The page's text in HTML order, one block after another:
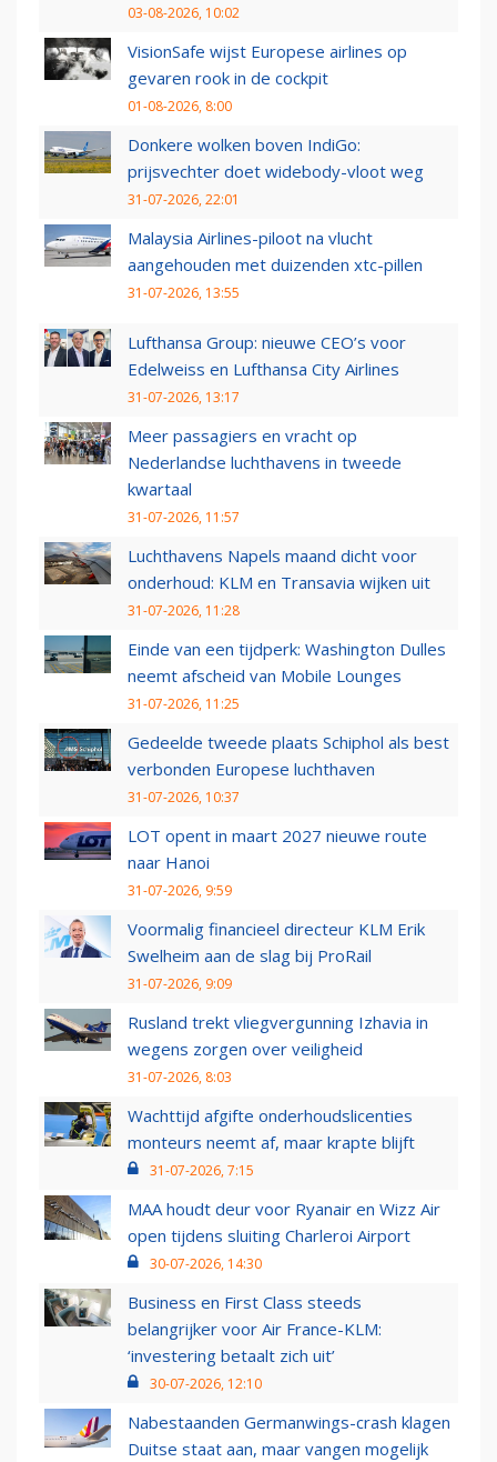
03-08-2026, 10:02
VisionSafe wijst Europese airlines op
gevaren rook in de cockpit
01-08-2026, 8:00
Donkere wolken boven IndiGo:
prijsvechter doet widebody-vloot weg
31-07-2026, 22:01
Malaysia Airlines-piloot na vlucht
aangehouden met duizenden xtc-pillen
31-07-2026, 13:55
Lufthansa Group: nieuwe CEO’s voor
Edelweiss en Lufthansa City Airlines
31-07-2026, 13:17
Meer passagiers en vracht op
Nederlandse luchthavens in tweede
kwartaal
31-07-2026, 11:57
Luchthavens Napels maand dicht voor
onderhoud: KLM en Transavia wijken uit
31-07-2026, 11:28
Einde van een tijdperk: Washington Dulles
neemt afscheid van Mobile Lounges
31-07-2026, 11:25
Gedeelde tweede plaats Schiphol als best
verbonden Europese luchthaven
31-07-2026, 10:37
LOT opent in maart 2027 nieuwe route
naar Hanoi
31-07-2026, 9:59
Voormalig financieel directeur KLM Erik
Swelheim aan de slag bij ProRail
31-07-2026, 9:09
Rusland trekt vliegvergunning Izhavia in
wegens zorgen over veiligheid
31-07-2026, 8:03
Wachttijd afgifte onderhoudslicenties
monteurs neemt af, maar krapte blijft
31-07-2026, 7:15
MAA houdt deur voor Ryanair en Wizz Air
open tijdens sluiting Charleroi Airport
30-07-2026, 14:30
Business en First Class steeds
belangrijker voor Air France-KLM:
‘investering betaalt zich uit’
30-07-2026, 12:10
Nabestaanden Germanwings-crash klagen
Duitse staat aan, maar vangen mogelijk